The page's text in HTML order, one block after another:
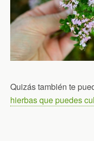
Quizás también te
hierbas que puedes